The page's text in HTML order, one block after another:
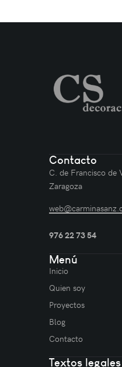
Contacto
C. de Francisco de
Zaragoza
976 22 73 54
Menú
Inicio
Quien soy
Proyectos
Blog
Contacto
Textos legales